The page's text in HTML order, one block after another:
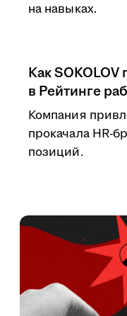
на навыках.
Как
в Рейтинге
Компания
прокачала HR-
позиций.